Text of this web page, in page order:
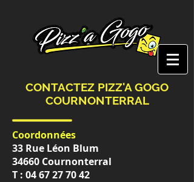
CONTACTEZ PIZZ'A GOGO
COURNONTERRAL
Coordonnées
33 Rue Léon Blum
34660 Cournonterral
T : 04 67 27 70 42